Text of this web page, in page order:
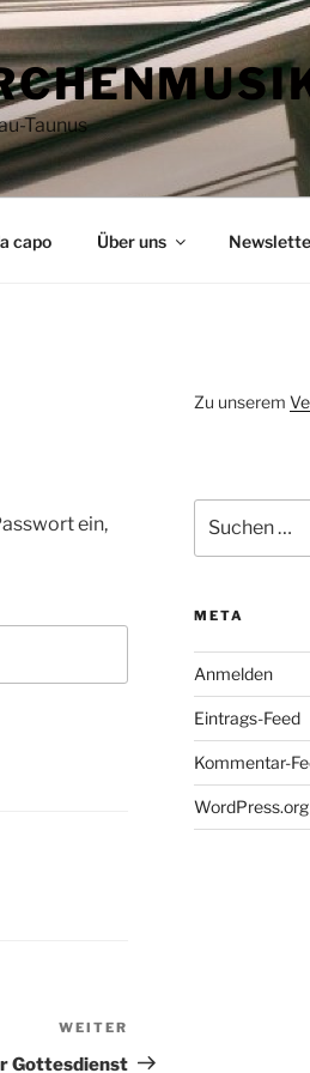
Taunus
capo Über uns
ein,
Beitrag
WEITER
Gottesdienst
Zu unserem
nach:
META
Anmelden
Eintrags-Feed
Kommentar-
WordPress.org